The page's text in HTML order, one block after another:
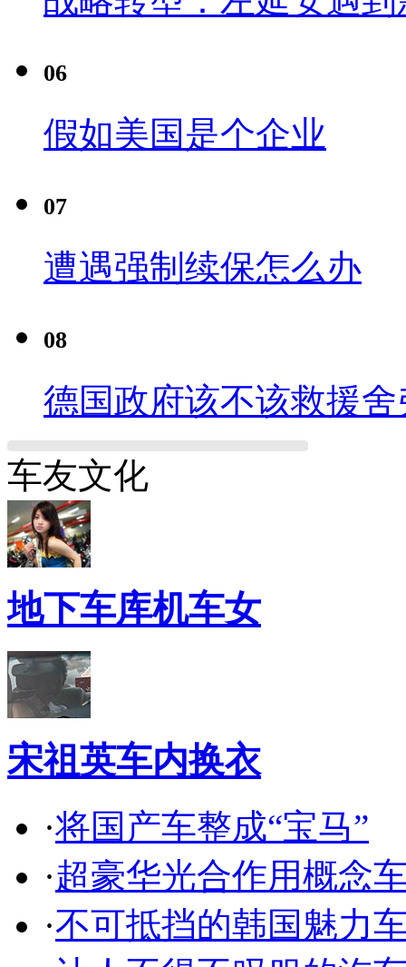
06
假如美国是个企业
07
遭遇强制续保怎么办
08
德国政府该不该救援舍
车友文化
地下车库机车女
宋祖英车内换衣
·将国产车整成“宝马”
·超豪华光合作用概念
·不可抵挡的韩国魅力